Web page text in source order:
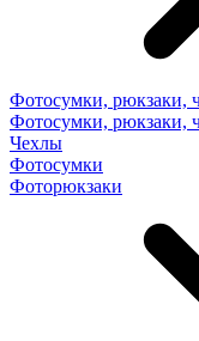
Фотосумки, рюкзаки,
Фотосумки, рюкзаки,
Чехлы
Фотосумки
Фоторюкзаки